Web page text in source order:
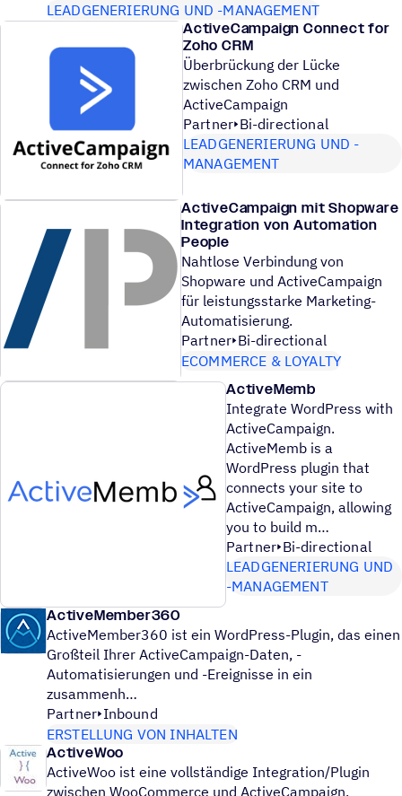
LEADGENERIERUNG UND -MANAGEMENT
ActiveCampaign Connect for
Zoho CRM
Überbrückung der Lücke
zwischen Zoho CRM und
ActiveCampaign
Partner Bi-directional
LEADGENERIERUNG UND -
MANAGEMENT
ActiveCampaign mit Shopware
Integration von Automation
People
Nahtlose Verbindung von
Shopware und ActiveCampaign
für leistungsstarke Marketing-
Automatisierung.
Partner Bi-directional
ECOMMERCE & LOYALTY
ActiveMemb
Integrate WordPress with
ActiveCampaign.
ActiveMemb is a
WordPress plugin that
connects your site to
ActiveCampaign, allowing
you to build m
Partner Bi-directional
LEADGENERIERUNG UND
-MANAGEMENT
ActiveMember360
ActiveMember360 ist ein WordPress-Plugin, das einen
Großteil Ihrer ActiveCampaign-Daten, -
Automatisierungen und -Ereignisse in ein
zusammenh
Partner Inbound
ERSTELLUNG VON INHALTEN
ActiveWoo
ActiveWoo ist eine vollständige Integration/Plugin
zwischen WooCommerce und ActiveCampaign.